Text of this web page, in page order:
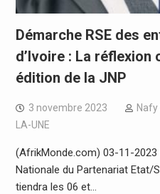
Démarche RSE des
d’Ivoire : La réflexion
édition de la JNP
3 novembre 2023 Nafy
LA-UNE
(AfrikMonde.com) 03-11-
Nationale du Partenariat Etat/
tiendra les 06 et…